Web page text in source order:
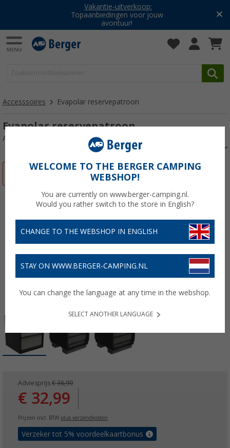
Vakantie-uitverkoop:
Topaanbiedingen voor jouw
avontuur!
Accesssoires Evapolar reservepatroon
Evapolar reservepatroon
Artikelnr: 287280
Adviesprijs € 36,99
€ 32,99
Prijzen incl. BTW plus verzendkosten
Verzeker tot 5% voordeelkaartbonus
WELCOME TO THE BERGER CAMPING
WEBSHOP!
You are currently on www.berger-camping.nl.
Would you rather switch to the store in English?
CHANGE TO THE WEBSHOP IN ENGLISH
STAY ON WWW.BERGER-CAMPING.NL
You can change the language at any time in the webshop.
SELECT ANOTHER LANGUAGE